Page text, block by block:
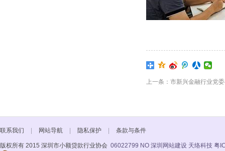
上一条：市新兴金融行业党
联系我们 网站导航 隐私保护 条款与条件
版权所有 2015 深圳市小额贷款行业协会 06022799 NO 深圳网站建设 天络科技 粤